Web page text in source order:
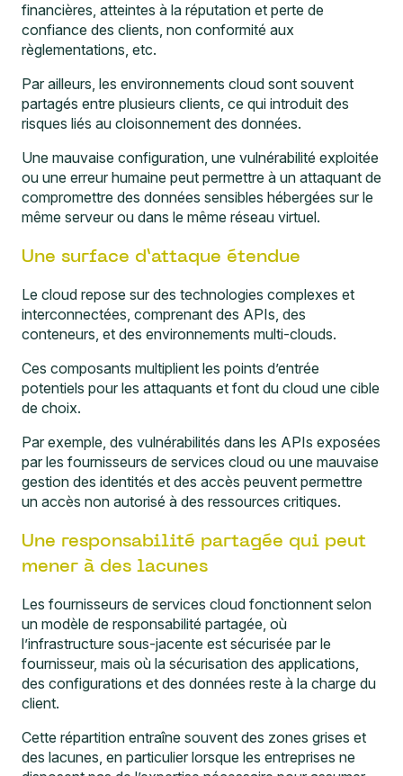
financières, atteintes à la réputation et perte de
confiance des clients, non conformité aux
règlementations, etc.
Par ailleurs, les environnements cloud sont souvent
partagés entre plusieurs clients, ce qui introduit des
risques liés au cloisonnement des données.
Une mauvaise configuration, une vulnérabilité exploitée
ou une erreur humaine peut permettre à un attaquant de
compromettre des données sensibles hébergées sur le
même serveur ou dans le même réseau virtuel.
Une surface d’attaque étendue
Le cloud repose sur des technologies complexes et
interconnectées, comprenant des APIs, des
conteneurs, et des environnements multi-clouds.
Ces composants multiplient les points d’entrée
potentiels pour les attaquants et font du cloud une cible
de choix.
Par exemple, des vulnérabilités dans les APIs exposées
par les fournisseurs de services cloud ou une mauvaise
gestion des identités et des accès peuvent permettre
un accès non autorisé à des ressources critiques.
Une responsabilité partagée qui peut
mener à des lacunes
Les fournisseurs de services cloud fonctionnent selon
un modèle de responsabilité partagée, où
l’infrastructure sous-jacente est sécurisée par le
fournisseur, mais où la sécurisation des applications,
des configurations et des données reste à la charge du
client.
Cette répartition entraîne souvent des zones grises et
des lacunes, en particulier lorsque les entreprises ne